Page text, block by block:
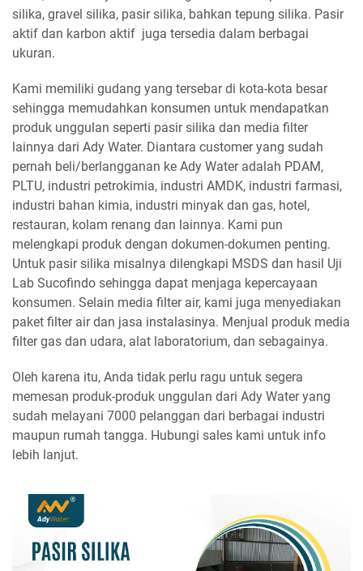
silika, gravel silika, pasir silika, bahkan tepung silika. Pasir
aktif dan karbon aktif juga tersedia dalam berbagai
ukuran.
Kami memiliki gudang yang tersebar di kota-kota besar
sehingga memudahkan konsumen untuk mendapatkan
produk unggulan seperti pasir silika dan media filter
lainnya dari Ady Water. Diantara customer yang sudah
pernah beli/berlangganan ke Ady Water adalah PDAM,
PLTU, industri petrokimia, industri AMDK, industri farmasi,
industri bahan kimia, industri minyak dan gas, hotel,
restauran, kolam renang dan lainnya. Kami pun
melengkapi produk dengan dokumen-dokumen penting.
Untuk pasir silika misalnya dilengkapi MSDS dan hasil Uji
Lab Sucofindo sehingga dapat menjaga kepercayaan
konsumen. Selain media filter air, kami juga menyediakan
paket filter air dan jasa instalasinya. Menjual produk media
filter gas dan udara, alat laboratorium, dan sebagainya.
Oleh karena itu, Anda tidak perlu ragu untuk segera
memesan produk-produk unggulan dari Ady Water yang
sudah melayani 7000 pelanggan dari berbagai industri
maupun rumah tangga. Hubungi sales kami untuk info
lebih lanjut.